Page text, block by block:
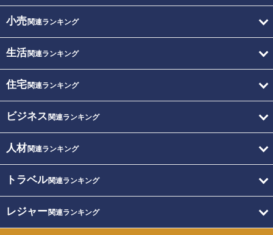
小売関連ランキング
生活関連ランキング
住宅関連ランキング
ビジネス 関連ランキング
人材関連ランキング
トラベル関連ランキング
レジャー関連ランキング